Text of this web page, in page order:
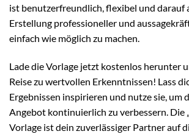
ist benutzerfreundlich, flexibel und darauf
Erstellung professioneller und
einfach wie möglich zu machen.
Lade die Vorlage jetzt kostenlos herunter
Reise zu wertvollen Erkenntnissen! Lass
Ergebnissen inspirieren und nutze sie, um
Angebot kontinuierlich zu verbessern. Die
Vorlage ist dein zuverlässiger Partner auf